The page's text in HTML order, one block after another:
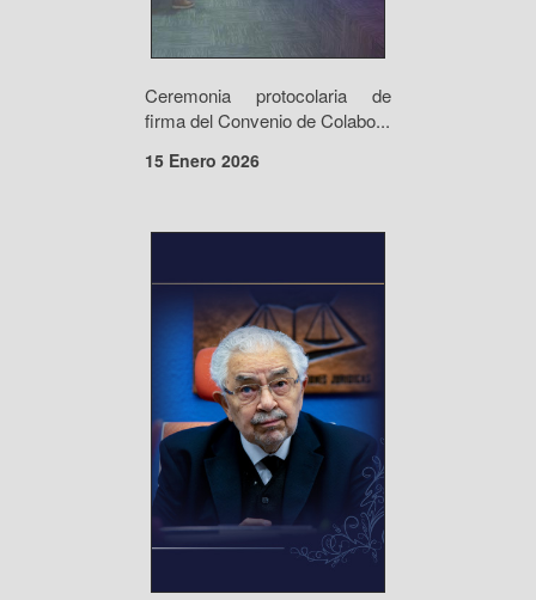
Ceremonia protocolaria de
firma del Convenio de Colabo...
15 Enero 2026